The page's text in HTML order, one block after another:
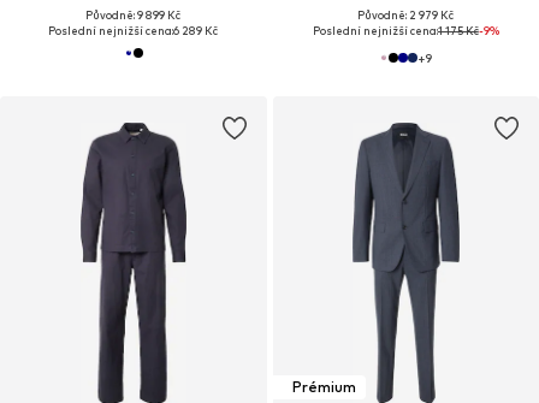
Původně: 9 899 Kč
Poslední nejnižší cena:6 289 Kč
Původně: 2 979 Kč
Poslední nejnižší cena:1 175 Kč-9%
+9
Prémium